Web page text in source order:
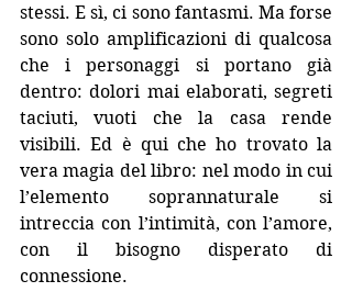
stessi. E sì, ci sono fantasmi. Ma forse
sono solo amplificazioni di qualcosa
che i personaggi si portano già
dentro: dolori mai elaborati, segreti
taciuti, vuoti che la casa rende
visibili. Ed è qui che ho trovato la
vera magia del libro: nel modo in cui
l’elemento soprannaturale si
intreccia con l’intimità, con l’amore,
con il bisogno disperato di
connessione.